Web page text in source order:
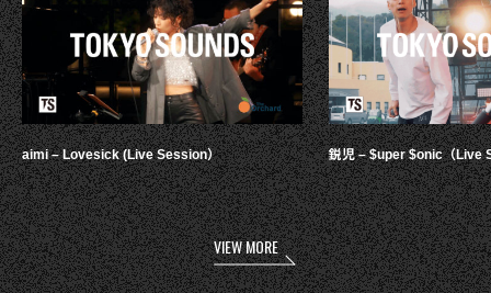
aimi – Lovesick (Live Session） 鋭児 – $uper $onic（Live
VIEW MORE